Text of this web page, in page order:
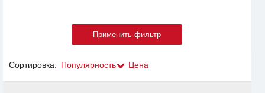
Сортировка: Популярность Цена